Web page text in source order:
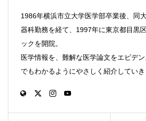
1986年横浜市立大学医学部卒業後、同
器科勤務を経て、1997年に東京都目黒
ックを開院。
医学情報を、難解な医学論文をエビデ
でもわかるようにやさしく紹介していき